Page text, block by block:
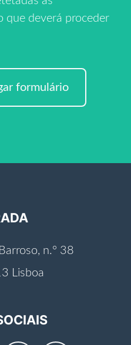
que deverá proceder
formulário
n.º 38
Lisboa